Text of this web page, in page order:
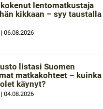
lentomatkustaja
kikkaan – syy taustalla
| 06.08.2026
listasi Suomen
matkakohteet – kuinka
käynyt?
| 04.08.2026